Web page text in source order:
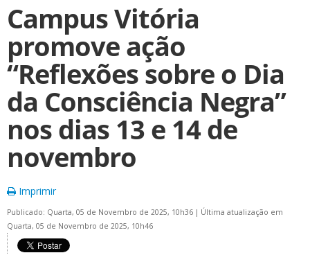
Campus Vitória
promove ação
“Reflexões sobre o Dia
da Consciência Negra”
nos dias 13 e 14 de
novembro
Imprimir
Publicado: Quarta, 05 de Novembro de 2025, 10h36 | Última atualização em
Quarta, 05 de Novembro de 2025, 10h46